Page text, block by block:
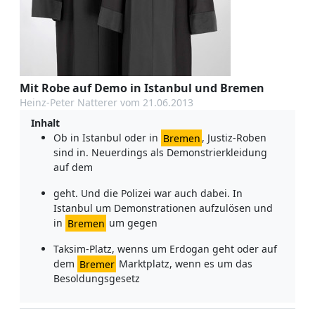
Mit Robe auf Demo in Istanbul und Bremen
Heinz-Peter Natterer vom 21.06.2013
Inhalt
Ob in Istanbul oder in Bremen , Justiz-Roben
sind in. Neuerdings als Demonstrierkleidung
auf dem
geht. Und die Polizei war auch dabei. In
Istanbul um Demonstrationen aufzulösen und
in Bremen um gegen
Taksim-Platz, wenns um Erdogan geht oder auf
dem Bremer Marktplatz, wenn es um das
Besoldungsgesetz